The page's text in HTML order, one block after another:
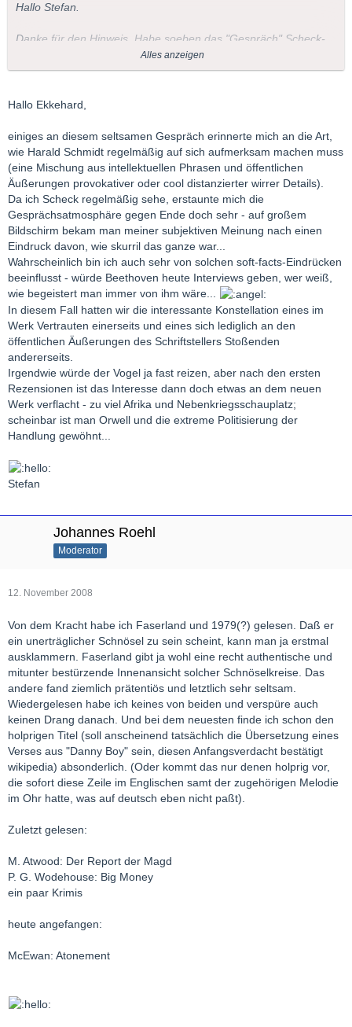
Hallo Stefan.
Danke für den Hinweis. Habe soeben das "Gespräch" Scheck-
typische Form der Provokation (falls das das treffende Wort ist).
sich selbst. Gepaart mit Lebensleere und Sinnsuche sowie einer
am ehesten im allgemeinen funktionierenden Menschenliebe.
Das (ich rede nicht von den Büchern) muss man natürlich nicht
mögen.
Leider ist er ein erschreckend - wenn man die Texte von ihm
kennt: überraschend - schlechter Redner/Gesprächspartner.
Wenn möglich: das Buch vom Verfasser trennen; wie gesagt, für
mein Empfinden lohnt die Lektüre.
Gruß, Ekkehard.
Alles anzeigen
Hallo Ekkehard,
einiges an diesem seltsamen Gespräch erinnerte mich an die Art,
wie Harald Schmidt regelmäßig auf sich aufmerksam machen muss
(eine Mischung aus intellektuellen Phrasen und öffentlichen
Äußerungen provokativer oder cool distanzierter wirrer Details).
Da ich Scheck regelmäßig sehe, erstaunte mich die
Gesprächsatmosphäre gegen Ende doch sehr - auf großem
Bildschirm bekam man meiner subjektiven Meinung nach einen
Eindruck davon, wie skurril das ganze war...
Wahrscheinlich bin ich auch sehr von solchen soft-facts-Eindrücken
beeinflusst - würde Beethoven heute Interviews geben, wer weiß,
wie begeistert man immer von ihm wäre...
In diesem Fall hatten wir die interessante Konstellation eines im
Werk Vertrauten einerseits und eines sich lediglich an den
öffentlichen Äußerungen des Schriftstellers Stoßenden
andererseits.
Irgendwie würde der Vogel ja fast reizen, aber nach den ersten
Rezensionen ist das Interesse dann doch etwas an dem neuen
Werk verflacht - zu viel Afrika und Nebenkriegsschauplatz;
scheinbar ist man Orwell und die extreme Politisierung der
Handlung gewöhnt...
Stefan
Johannes Roehl
Moderator
12. November 2008
Von dem Kracht habe ich Faserland und 1979(?) gelesen. Daß er
ein unerträglicher Schnösel zu sein scheint, kann man ja erstmal
ausklammern. Faserland gibt ja wohl eine recht authentische und
mitunter bestürzende Innenansicht solcher Schnöselkreise. Das
andere fand ziemlich prätentiös und letztlich sehr seltsam.
Wiedergelesen habe ich keines von beiden und verspüre auch
keinen Drang danach. Und bei dem neuesten finde ich schon den
holprigen Titel (soll anscheinend tatsächlich die Übersetzung eines
Verses aus "Danny Boy" sein, diesen Anfangsverdacht bestätigt
wikipedia) absonderlich. (Oder kommt das nur denen holprig vor,
die sofort diese Zeile im Englischen samt der zugehörigen Melodie
im Ohr hatte, was auf deutsch eben nicht paßt).
Zuletzt gelesen:
M. Atwood: Der Report der Magd
P. G. Wodehouse: Big Money
ein paar Krimis
heute angefangen:
McEwan: Atonement